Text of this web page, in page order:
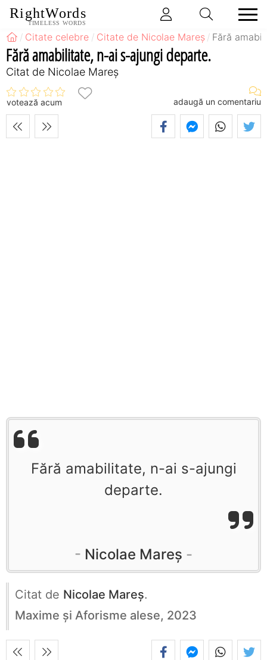
RightWords
TIMELESS WORDS
Citate celebre Citate de Nicolae Mareș Fără
Fără amabilitate, n-ai s-ajungi departe.
Citat de Nicolae Mareș
votează acum adaugă un comentariu
Fără amabilitate, n-ai s-ajungi
departe.
Nicolae Mareș
Citat de Nicolae Mareș.
Maxime și Aforisme alese, 2023